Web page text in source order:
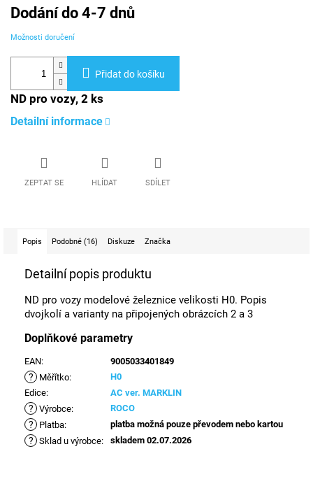
Měrná
cena:
Dodání do 4-7 dnů
Možnosti doručení
Přidat do košíku
ND pro vozy, 2 ks
Detailní informace
ZEPTAT SE HLÍDAT SDÍLET
Popis Podobné (16) Diskuze Značka
Detailní popis produktu
ND pro vozy modelové železnice velikosti H0. Popis
dvojkolí a varianty na připojených obrázcích 2 a 3
Doplňkové parametry
EAN: 9005033401849
? Měřítko:
H0
Edice: AC ver. MARKLIN
? Výrobce: ROCO
? Platba: platba možná pouze převodem nebo kartou
? Sklad u výrobce: skladem 02.07.2026